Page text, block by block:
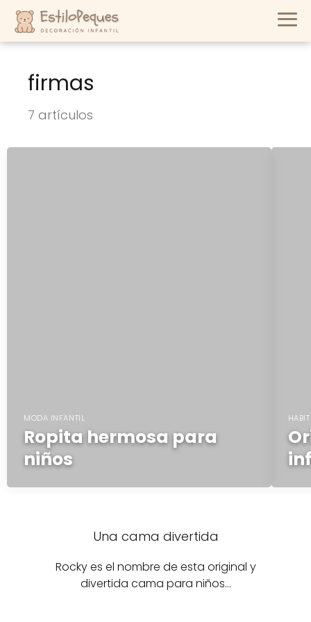
firmas
7 artículos
MODA INFANTIL
Ropita hermosa para
niños
Una cama divertida
Rocky es el nombre de esta original y
divertida cama para niños…